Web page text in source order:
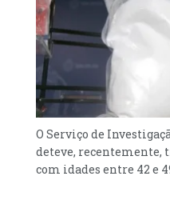
O Serviço de
deteve, recentemente,
com idades entre 42 e